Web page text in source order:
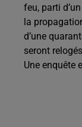
feu, parti
la
d’une
seront
Une enquête